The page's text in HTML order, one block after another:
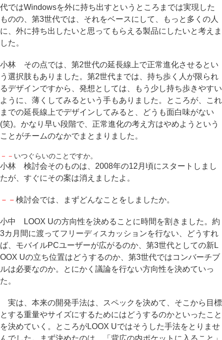
代ではWindowsを外に持ち出すというところまでは実現した
ものの、第3世代では、それをベースにして、もっと多くの人
に、外に持ち出したいと思ってもらえる製品にしたいと考えま
した。
小林 その点では、第2世代の延長線上で正常進化させるとい
う選択肢もありました。第2世代までは、持ち歩く人が限られ
るデザインですから、発想としては、もう少し持ち歩きやすい
ように、薄くしてみるという手もありました。ところが、これ
までの延長線上でデザインしてみると、どうも面白味がない
(笑)。かなり早い段階で、正常進化の考え方はやめようという
ことがチームのなかでまとまりました。
－－ いつぐらいのことですか。
小林 検討会そのものは、2008年の12月頃にスタートしまし
たが、すぐにその案は消えましたよ。
－－ 検討会では、まずどんなことをしましたか。
小中 LOOX Uの方向性を決めることに時間を割きました。約
3カ月間に渡ってフリーディスカッションを行ない、どうすれ
ば、モバイルPCユーザーが広がるのか、第3世代としての新L
OOX Uの立ち位置はどうするのか、第3世代ではコンバーチブ
ルは必要なのか。とにかく議論を行ない方向性を決めていっ
た。
実は、本来の開発手法は、スペックを決めて、そこから目標
とする重量やサイズにするためにはどうするのかといったこと
を決めていく。ところがLOOX Uではそうした手法をとりませ
んでした。まず決めたのは、「背広の内ポケットに入ること」